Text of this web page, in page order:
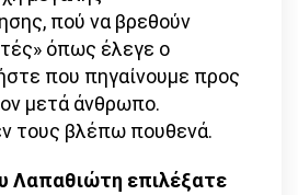
πού να βρεθούν
όπως έλεγε ο
που πηγαίνουμε προς
μετά άνθρωπο.
τους βλέπω πουθενά.
Λαπαθιώτη επιλέξατε